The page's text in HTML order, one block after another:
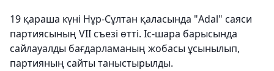
19 қараша күні Нұр-Сұлтан қаласында "Adal" саяси
партиясының VII съезі өтті. Іс-шара барысында
сайлауалды бағдарламаның жобасы ұсынылып,
партияның сайты таныстырылды.